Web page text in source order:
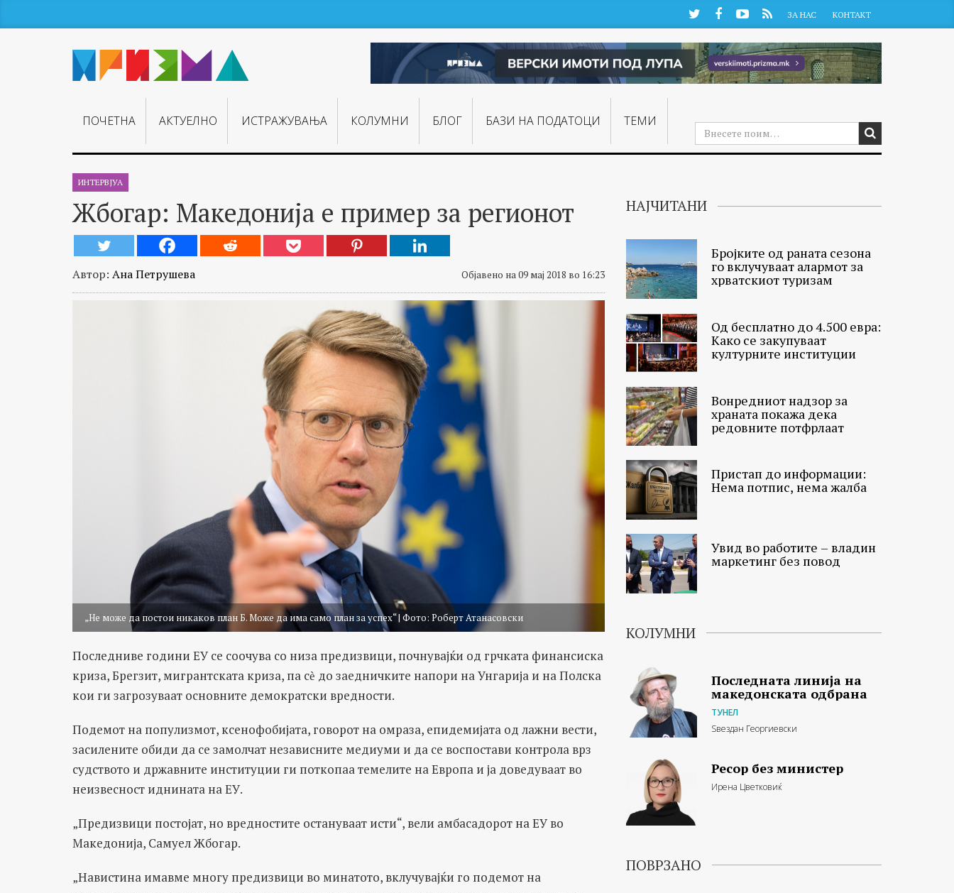
TwitterFacebookYouTube
RSS ЗА НАС КОНТАКТ
ПОЧЕТНА АКТУЕЛНО ИСТРАЖУВАЊA КОЛУМНИ БЛОГ БАЗИ НА ПОДАТОЦИ ТЕМИ
ИНТЕРВЈУА
Жбогар: Македонија е пример за регионот
Автор: Ана Петрушева Објавено на 09 мај 2018 во 16:23
„Не може да постои никаков план Б. Може да има само план за успех“ | Фото: Роберт Атанасовски
Последниве години ЕУ се соочува со низа предизвици, почнувајќи од грчката финансиска
криза, Брегзит, мигрантската криза, па сѐ до заедничките напори на Унгарија и на Полска
кои ги загрозуваат основните демократски вредности.
Подемот на популизмот, ксенофобијата, говорот на омраза, епидемијата од лажни вести,
засилените обиди да се замолчат независните медиуми и да се воспостави контрола врз
судството и државните институции ги поткопаа темелите на Европа и ја доведуваат во
неизвесност иднината на ЕУ.
„Предизвици постојат, но вредностите остануваат исти“, вели амбасадорот на ЕУ во
Македонија, Самуел Жбогар.
„Навистина имавме многу предизвици во минатото, вклучувајќи го подемот на
НАЈЧИТАНИ
Бројките од раната сезона
го вклучуваат алармот за
хрватскиот туризам
Од бесплатно до 4.500 евра:
Како се закупуваат
културните институции
Вонредниот надзор за
храната покажа дека
редовните потфрлаат
Пристап до информации:
Нема потпис, нема жалба
Увид во работите – владин
маркетинг без повод
КОЛУМНИ
Последната линија на
македонската одбрана
ТУНЕЛ
Ѕвездан Георгиевски
Ресор без министер
Ирена Цветковиќ
ПОВРЗАНО